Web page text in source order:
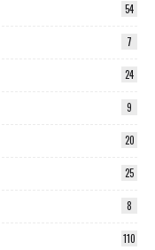
54
7
24
9
20
25
8
110